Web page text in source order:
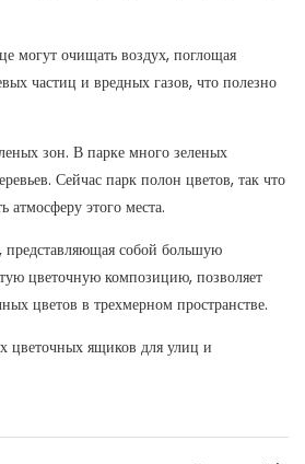
могут очищать воздух, поглощая
частиц и вредных газов, что полезно
зон. В парке много зеленых
Сейчас парк полон цветов, так что
атмосферу этого места.
представляющая собой большую
цветочную композицию, позволяет
цветов в трехмерном пространстве.